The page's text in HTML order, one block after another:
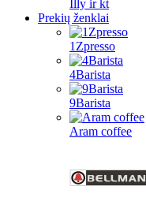
Illy ir kt
Prekių ženklai
1Zpresso
4Barista
9Barista
Aram coffee